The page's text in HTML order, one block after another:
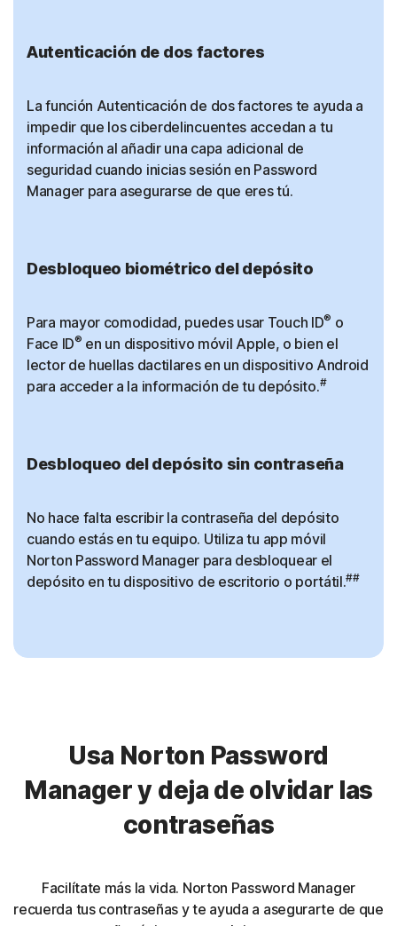
Autenticación de dos factores
La función Autenticación de dos factores te ayuda a
impedir que los ciberdelincuentes accedan a tu
información al añadir una capa adicional de
seguridad cuando inicias sesión en Password
Manager para asegurarse de que eres tú.
Desbloqueo biométrico del depósito
Para mayor comodidad, puedes usar Touch ID® o
Face ID® en un dispositivo móvil Apple, o bien el
lector de huellas dactilares en un dispositivo Android
para acceder a la información de tu depósito.#
Desbloqueo del depósito sin contraseña
No hace falta escribir la contraseña del depósito
cuando estás en tu equipo. Utiliza tu app móvil
Norton Password Manager para desbloquear el
depósito en tu dispositivo de escritorio o portátil.##
Usa Norton Password
Manager y deja de olvidar las
contraseñas
Facilítate más la vida. Norton Password Manager
recuerda tus contraseñas y te ayuda a asegurarte de que